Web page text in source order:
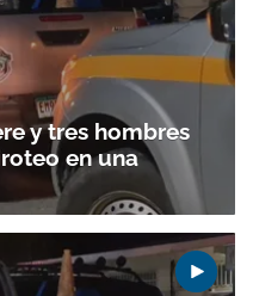
a nuestro boletín.
ACEPTAR
y tres hombres
en una